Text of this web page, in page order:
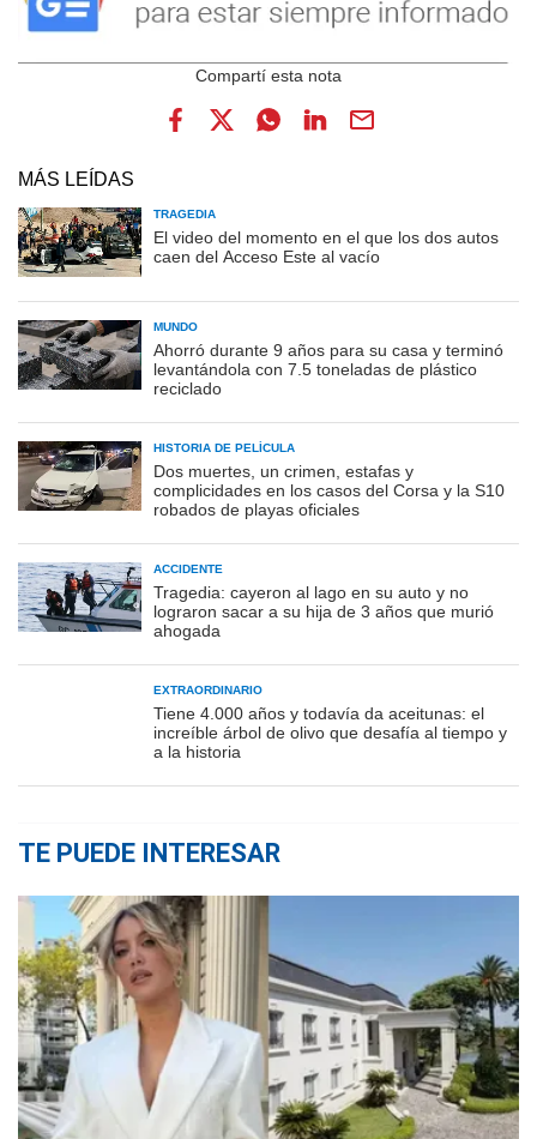
MÁS LEÍDAS
TRAGEDIA
El video del momento en el que los dos autos
caen del Acceso Este al vacío
MUNDO
Ahorró durante 9 años para su casa y terminó
levantándola con 7.5 toneladas de plástico
reciclado
HISTORIA DE PELÍCULA
Dos muertes, un crimen, estafas y
complicidades en los casos del Corsa y la S10
robados de playas oficiales
ACCIDENTE
Tragedia: cayeron al lago en su auto y no
lograron sacar a su hija de 3 años que murió
ahogada
EXTRAORDINARIO
Tiene 4.000 años y todavía da aceitunas: el
increíble árbol de olivo que desafía al tiempo y
a la historia
TE PUEDE INTERESAR